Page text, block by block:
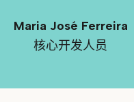
Maria José Ferreira
核心开发人员